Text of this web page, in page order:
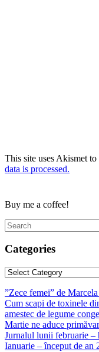
This site uses Akismet to
data is processed.
Buy me a coffee!
Categories
Categories
”Zece femei” de
Cum scapi de toxinele
amestec de legume
Martie ne aduce
Jurnalul lunii februarie –
Ianuarie – început de an